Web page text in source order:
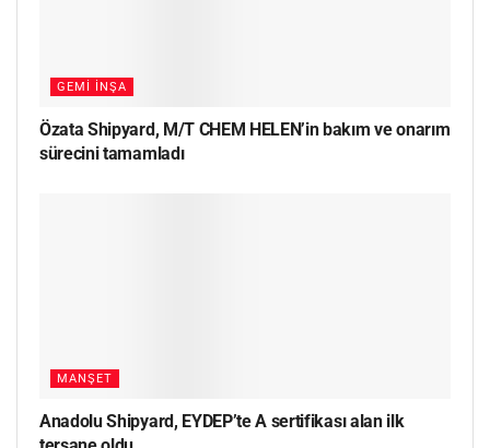
GEMI İNŞA
Özata Shipyard, M/T CHEM HELEN’in bakım ve onarım
sürecini tamamladı
MANŞET
Anadolu Shipyard, EYDEP’te A sertifikası alan ilk